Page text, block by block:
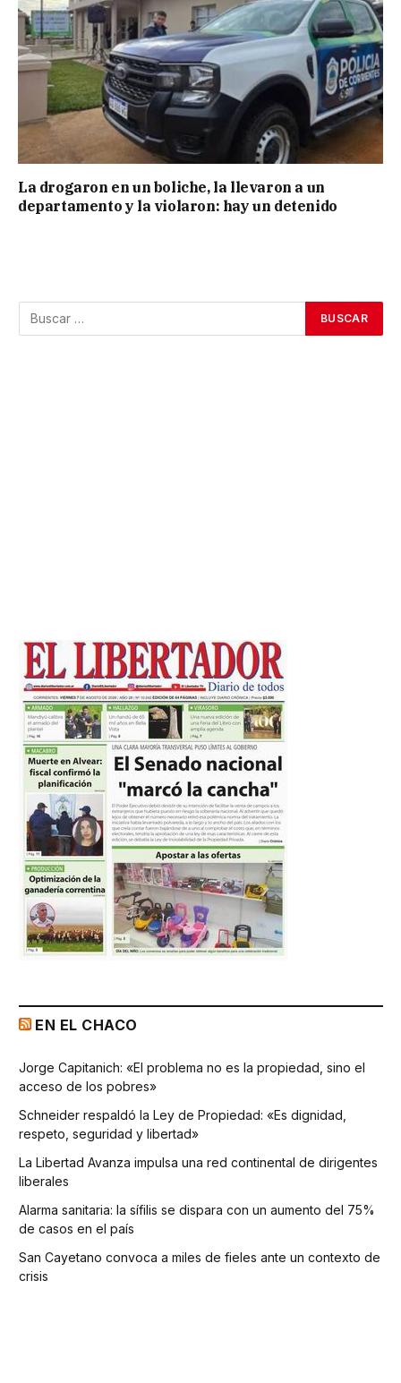
La drogaron en un boliche, la llevaron a un
departamento y la violaron: hay un detenido
EN EL CHACO
Jorge Capitanich: «El problema no es la propiedad, sino el
acceso de los pobres»
Schneider respaldó la Ley de Propiedad: «Es dignidad,
respeto, seguridad y libertad»
La Libertad Avanza impulsa una red continental de dirigentes
liberales
Alarma sanitaria: la sífilis se dispara con un aumento del 75%
de casos en el país
San Cayetano convoca a miles de fieles ante un contexto de
crisis